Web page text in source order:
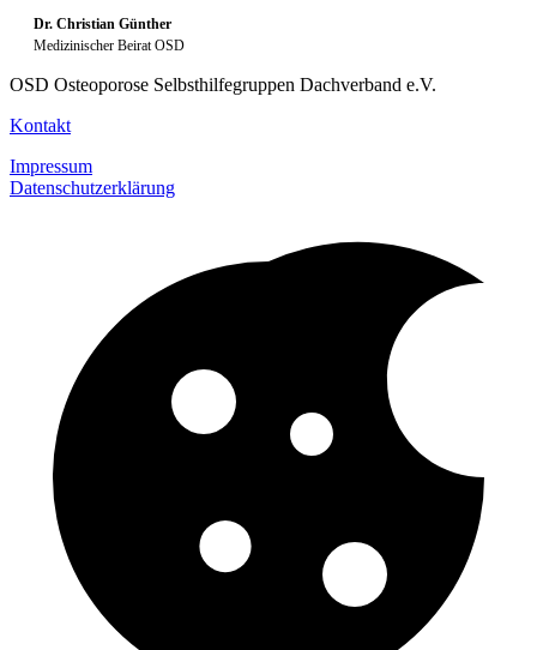
Dr. Christian Günther
Medizinischer Beirat OSD
OSD Osteoporose Selbsthilfegruppen Dachverband e.V.
Kontakt
Impressum
Datenschutzerklärung